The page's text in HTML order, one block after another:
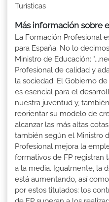
Turísticas
Más información sobre
La Formación Profesional
para España. No lo
Ministro de Educación:
Profesional de calidad y
la sociedad. El Gobierno
es esencial para el
nuestra juventud y,
reorientar su modelo de
alcanzar las más altas
también según el Ministro
Profesional mejora la
formativos de FP registran
a la media. Igualmente, la
está aumentando, así
por estos titulados: los